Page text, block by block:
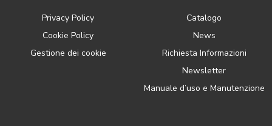
Privacy Policy
Cookie Policy
Gestione dei cookie
Catalogo
News
Richiesta Informazioni
Newsletter
Manuale d’uso e Manutenzione